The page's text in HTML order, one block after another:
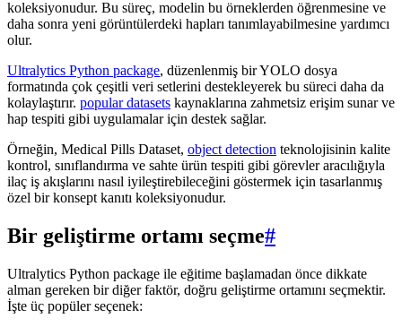
koleksiyonudur. Bu süreç, modelin bu örneklerden öğrenmesine ve
daha sonra yeni görüntülerdeki hapları tanımlayabilmesine yardımcı
olur.
Ultralytics Python package, düzenlenmiş bir YOLO dosya
formatında çok çeşitli veri setlerini destekleyerek bu süreci daha da
kolaylaştırır. popular datasets kaynaklarına zahmetsiz erişim sunar ve
hap tespiti gibi uygulamalar için destek sağlar.
Örneğin, Medical Pills Dataset, object detection teknolojisinin kalite
kontrol, sınıflandırma ve sahte ürün tespiti gibi görevler aracılığıyla
ilaç iş akışlarını nasıl iyileştirebileceğini göstermek için tasarlanmış
özel bir konsept kanıtı koleksiyonudur.
Bir geliştirme ortamı seçme#
Ultralytics Python package ile eğitime başlamadan önce dikkate
alman gereken bir diğer faktör, doğru geliştirme ortamını seçmektir.
İşte üç popüler seçenek: